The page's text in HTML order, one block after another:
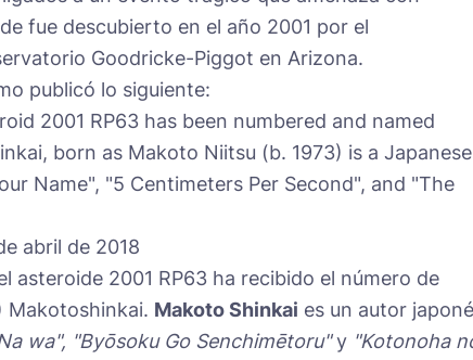
fue descubierto en el año 2001 por el
Goodricke-Piggot en Arizona.
publicó lo siguiente:
2001 RP63 has been numbered and named
born as Makoto Niitsu (b. 1973) is a Japanese
Name", "5 Centimeters Per Second", and "The
abril de 2018
asteroide 2001 RP63 ha recibido el número de
Makotoshinkai. Makoto Shinkai es un autor
wa", "Byōsoku Go Senchimētoru"y "Kotonoha